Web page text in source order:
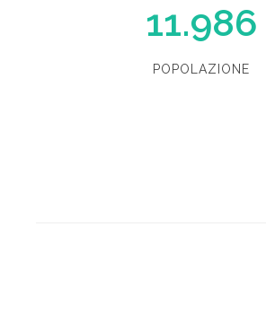
11.986
POPOLAZIONE